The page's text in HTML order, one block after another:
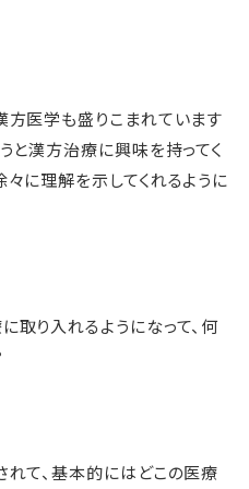
医学も盛りこまれています
と漢方治療に興味を持ってく
に理解を示してくれるように
り入れるようになって、何
て、基本的にはどこの医療